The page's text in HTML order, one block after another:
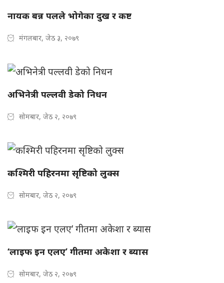
नायक बन्न पलले भोगेका दुख र कष्ट
मंगलबार, जेठ ३, २०७९
अभिनेत्री पल्लवी डेको निधन
सोमबार, जेठ २, २०७९
कश्मिरी पहिरनमा सृष्टिको लुक्स
सोमबार, जेठ २, २०७९
‘लाइफ इन एलए’ गीतमा अकेशा र ब्यास
सोमबार, जेठ २, २०७९